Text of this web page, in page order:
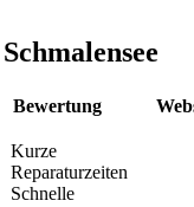
Bewertung
Kurze
Reparaturzeiten
Schnelle